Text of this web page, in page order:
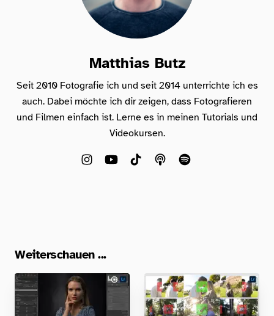
Matthias Butz
Seit 2010 Fotografie ich und seit 2014 unterrichte ich es
auch. Dabei möchte ich dir zeigen, dass Fotografieren
und Filmen einfach ist. Lerne es in meinen Tutorials und
Videokursen.
Weiterschauen ...